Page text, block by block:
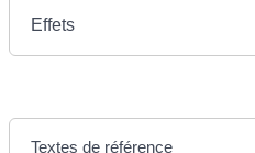
Effets
Textes de référence